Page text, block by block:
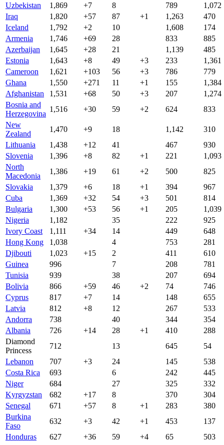
Uzbekistan
1,869 +7 8 789
1,072
Iraq
1,820 +57 87 +1 1,263
470
Iceland
1,792 +2 10 1,608
174
Armenia
1,746 +69 28 833
885
Azerbaijan
1,645 +28 21 1,139
485
Estonia
1,643 +8 49 +3 233
1,361
Cameroon
1,621 +103 56 +3 786
779
Ghana
1,550 +271 11 +1 155
1,384
Afghanistan
1,531 +68 50 +3 207
1,274
Bosnia and
Herzegovina
1,516 +30 59 +2 624
833
New
Zealand
1,470 +9 18 1,142
310
Lithuania
1,438 +12 41 467
930
Slovenia
1,396 +8 82 +1 221
1,093
North
Macedonia
1,386 +19 61 +2 500
825
Slovakia
1,379 +6 18 +1 394
967
Cuba
1,369 +32 54 +3 501
814
Bulgaria
1,300 +53 56 +1 205
1,039
Nigeria
1,182 35 222
925
Ivory Coast
1,111 +34 14 449
648
Hong Kong
1,038 4 753
281
Djibouti
1,023 +15 2 411
610
Guinea
996 7 208
781
Tunisia
939 38 207
694
Bolivia
866 +59 46 +2 74
746
Cyprus
817 +7 14 148
655
Latvia
812 +8 12 267
533
Andorra
738 40 344
354
Albania
726 +14 28 +1 410
288
Diamond
Princess
712 13 645
54
Lebanon
707 +3 24 145
538
Costa Rica
693 6 242
445
Niger
684 27 325
332
Kyrgyzstan
682 +17 8 370
304
Senegal
671 +57 8 +1 283
380
Burkina
Faso
632 +3 42 +1 453
137
Honduras
627 +36 59 +4 65
503